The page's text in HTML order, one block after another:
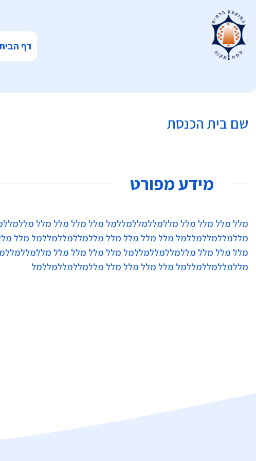
דף
שם בית הכנסת
מידע מפורט
מלל מלל מלל מלל מללמללמללמללמל מלל מלל מלל מלל
מללמללמללמללמל מלל מלל מלל מלל מללמללמללמללמל מלל
מלל מלל מלל מללמללמללמללמל מלל מלל מלל מלל
מללמללמללמללמל מלל מלל מלל מלל מללמללמללמללמל